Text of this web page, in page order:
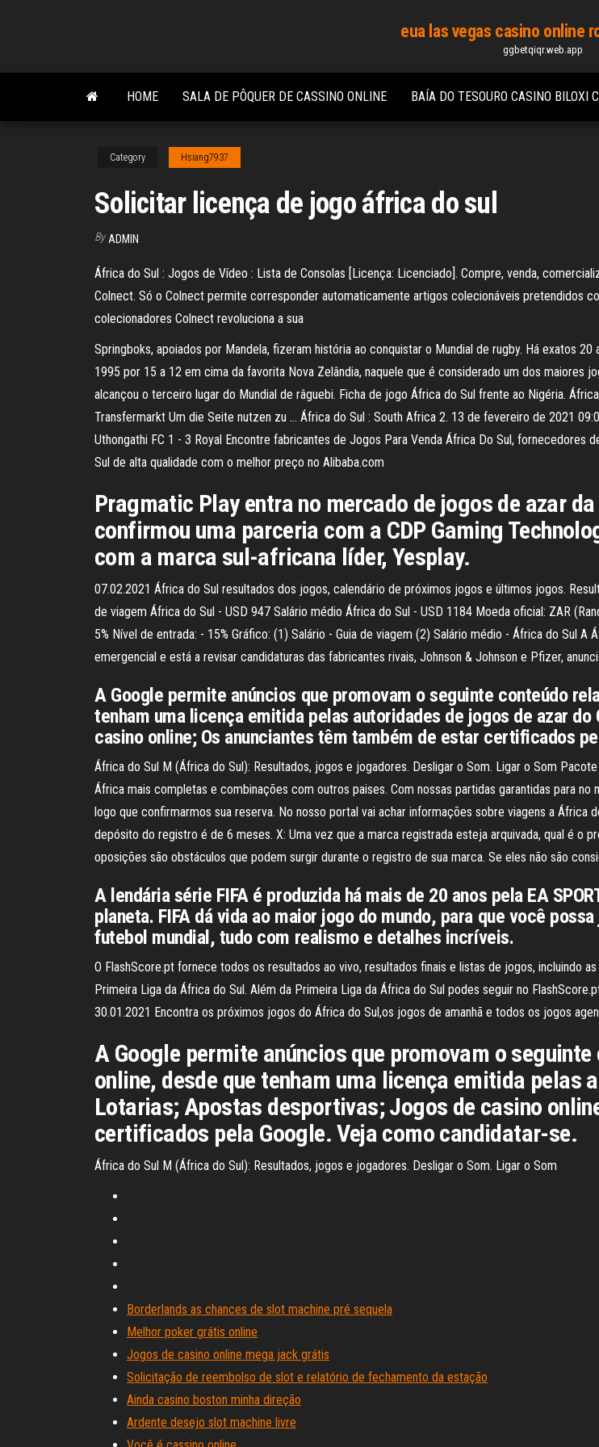
content
eua las vegas casino online
ggbetqiqr.web.app
HOME SALA DE PÔQUER DE CASSINO ONLINE BAÍA DO TESOURO CASINO BILOXI
Category Hsiang7937
Solicitar licença de jogo áfrica do sul
By ADMIN
África do Sul : Jogos de Vídeo : Lista de Consolas [Licença: Licenciado]. Compre, venda,
Colnect. Só o Colnect permite corresponder automaticamente artigos colecionáveis pretendidos
colecionadores Colnect revoluciona a sua
Springboks, apoiados por Mandela, fizeram história ao conquistar o Mundial de rugby. Há exatos
1995 por 15 a 12 em cima da favorita Nova Zelândia, naquele que é considerado um dos maiores
alcançou o terceiro lugar do Mundial de râguebi. Ficha de jogo África do Sul frente ao Nigéria.
Transfermarkt Um die Seite nutzen zu … África do Sul : South Africa 2. 13 de fevereiro de 2021
Uthongathi FC 1 - 3 Royal Encontre fabricantes de Jogos Para Venda África Do Sul,
Sul de alta qualidade com o melhor preço no Alibaba.com
Pragmatic Play entra no mercado de jogos de azar
confirmou uma parceria com a CDP Gaming
com a marca sul-africana líder, Yesplay.
07.02.2021 África do Sul resultados dos jogos, calendário de próximos jogos e últimos jogos.
de viagem África do Sul - USD 947 Salário médio África do Sul - USD 1184 Moeda oficial: ZAR
5% Nível de entrada: - 15% Gráfico: (1) Salário - Guia de viagem (2) Salário médio - África do Sul
emergencial e está a revisar candidaturas das fabricantes rivais, Johnson & Johnson e Pfizer,
A Google permite anúncios que promovam o seguinte conteúdo
tenham uma licença emitida pelas autoridades de jogos de azar
casino online; Os anunciantes têm também de estar certificados
África do Sul M (África do Sul): Resultados, jogos e jogadores. Desligar o Som. Ligar o Som
África mais completas e combinações com outros paises. Com nossas partidas garantidas para
logo que confirmarmos sua reserva. No nosso portal vai achar informações sobre viagens a África
depósito do registro é de 6 meses. X: Uma vez que a marca registrada esteja arquivada, qual é o
oposições são obstáculos que podem surgir durante o registro de sua marca. Se eles não são
A lendária série FIFA é produzida há mais de 20 anos pela EA
planeta. FIFA dá vida ao maior jogo do mundo, para que você
futebol mundial, tudo com realismo e detalhes incríveis.
O FlashScore.pt fornece todos os resultados ao vivo, resultados finais e listas de jogos, incluindo
Primeira Liga da África do Sul. Além da Primeira Liga da África do Sul podes seguir no
30.01.2021 Encontra os próximos jogos do África do Sul,os jogos de amanhã e todos os jogos
A Google permite anúncios que promovam o
online, desde que tenham uma licença emitida pelas
Lotarias; Apostas desportivas; Jogos de casino
certificados pela Google. Veja como candidatar-se.
África do Sul M (África do Sul): Resultados, jogos e jogadores. Desligar o Som. Ligar o Som
Borderlands as chances de slot machine pré sequela
Melhor poker grátis online
Jogos de casino online mega jack grátis
Solicitação de reembolso de slot e relatório de fechamento da estação
Ainda casino boston minha direção
Ardente desejo slot machine livre